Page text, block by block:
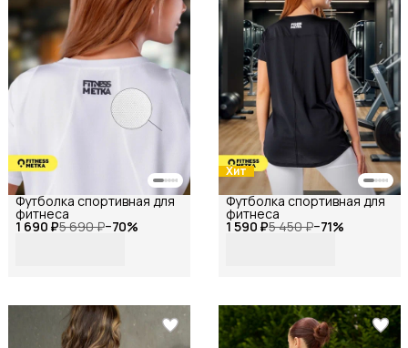
1 690 ₽5 690 ₽−70%
Футболка спортивная для
фитнеса
Хит
1 590 ₽5 450 ₽−71%
Футболка спортивная для
фитнеса